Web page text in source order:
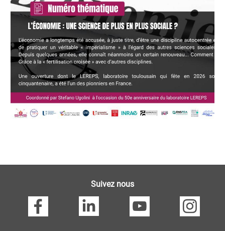
Suivez nous